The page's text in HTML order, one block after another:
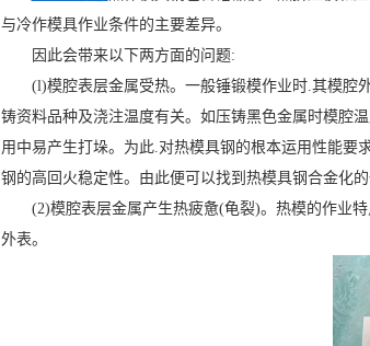
与冷作模具作业条件的主要差异。
因此会带来以下两方面的问题:
(l)模腔表层金属受热。一般锤锻模作业时.其模腔
铸资料品种及浇注温度有关。如压铸黑色金属时模腔
用中易产生打垛。为此.对热模具钢的根本运用性能要
钢的高回火稳定性。由此便可以找到热模具钢合金化
(2)模腔表层金属产生热疲惫(龟裂)。热模的作业
外表。